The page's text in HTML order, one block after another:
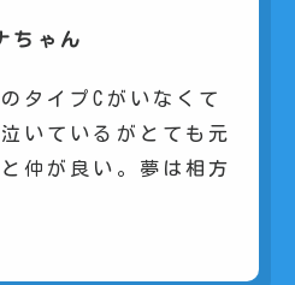
ちゃん
タイプCがいなくて
いているがとても元
仲が良い。夢は相方